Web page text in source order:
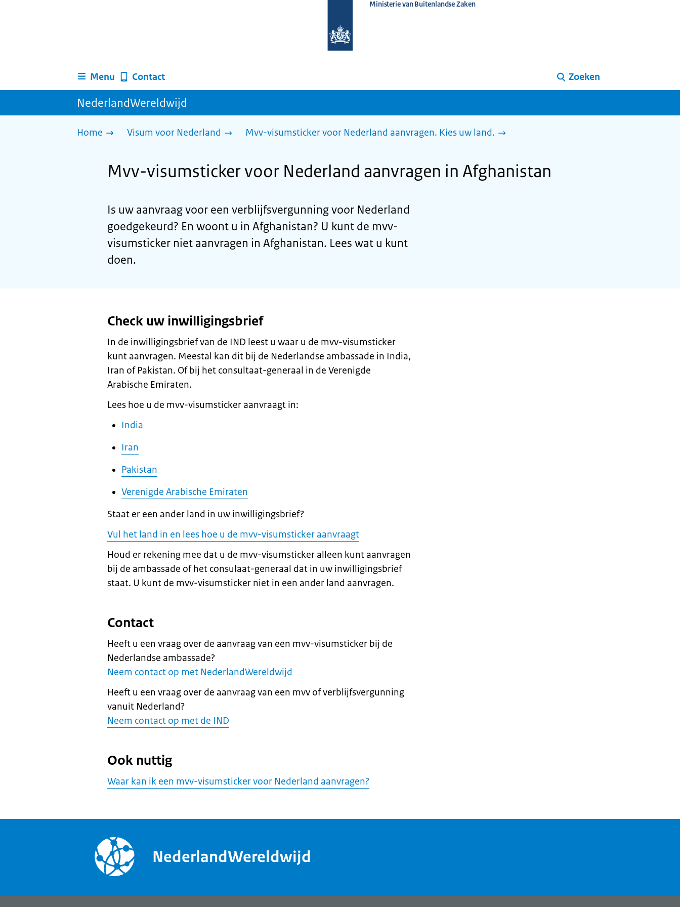
homepage
Ministerie van Buitenlandse Zaken
Menu Contact Zoeken
NederlandWereldwijd
Home Visum voor Nederland Mvv-visumsticker voor Nederland aanvragen. Kies uw land.
Mvv-visumsticker voor Nederland aanvragen in Afghanistan
Is uw aanvraag voor een verblijfsvergunning voor Nederland
goedgekeurd? En woont u in Afghanistan? U kunt de mvv-
visumsticker niet aanvragen in Afghanistan. Lees wat u kunt
doen.
Check uw inwilligingsbrief
In de inwilligingsbrief van de IND leest u waar u de mvv-visumsticker
kunt aanvragen. Meestal kan dit bij de Nederlandse ambassade in India,
Iran of Pakistan. Of bij het consultaat-generaal in de Verenigde
Arabische Emiraten.
Lees hoe u de mvv-visumsticker aanvraagt in:
India
Iran
Pakistan
Verenigde Arabische Emiraten
Staat er een ander land in uw inwilligingsbrief?
Vul het land in en lees hoe u de mvv-visumsticker aanvraagt
Houd er rekening mee dat u de mvv-visumsticker alleen kunt aanvragen
bij de ambassade of het consulaat-generaal dat in uw inwilligingsbrief
staat. U kunt de mvv-visumsticker niet in een ander land aanvragen.
Contact
Heeft u een vraag over de aanvraag van een mvv-visumsticker bij de
Nederlandse ambassade?
Neem contact op met NederlandWereldwijd
Heeft u een vraag over de aanvraag van een mvv of verblijfsvergunning
vanuit Nederland?
Neem contact op met de IND
Ook nuttig
Waar kan ik een mvv-visumsticker voor Nederland aanvragen?
NederlandWereldwijd